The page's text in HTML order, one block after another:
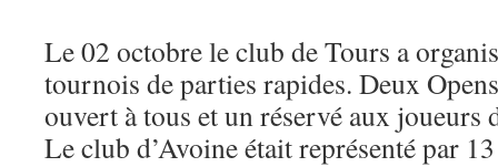
Le 02 octobre le club de Tours a
tournois de parties rapides. Deux
ouvert à tous et un réservé aux joueurs
Le club d’Avoine était représenté par